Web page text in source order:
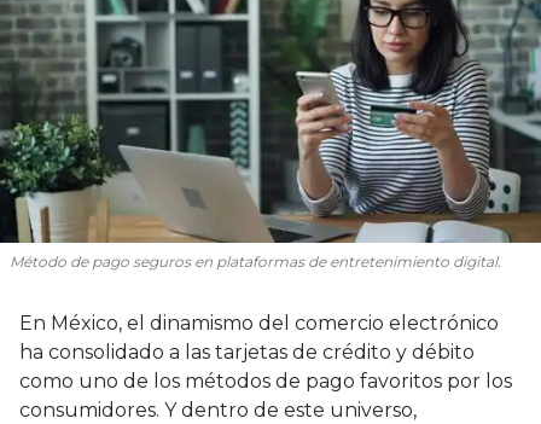
Método de pago seguros en plataformas de entretenimiento digital.
En México, el dinamismo del comercio electrónico
ha consolidado a las tarjetas de crédito y débito
como uno de los métodos de pago favoritos por los
consumidores. Y dentro de este universo,